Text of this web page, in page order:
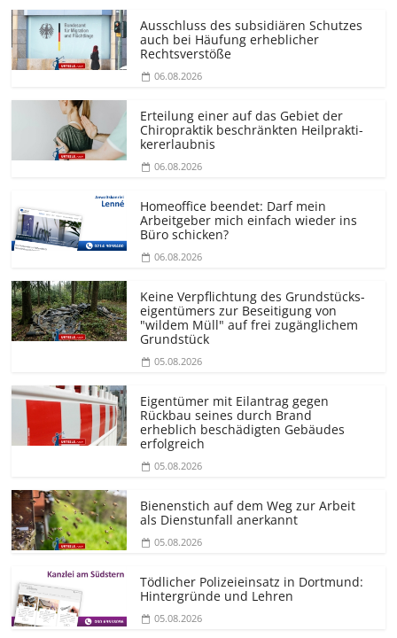
Ausschluss des subsidiären Schutzes
auch bei Häufung erheblicher
Rechtsverstöße
06.08.2026
Erteilung einer auf das Gebiet der
Chiropraktik beschränkten Heilprakti­
kererlaubnis
06.08.2026
Homeoffice beendet: Darf mein
Arbeitgeber mich einfach wieder ins
Büro schicken?
06.08.2026
Keine Verpflichtung des Grundstücks­
eigentümers zur Beseitigung von
"wildem Müll" auf frei zugänglichem
Grundstück
05.08.2026
Eigentümer mit Eilantrag gegen
Rückbau seines durch Brand
erheblich beschädigten Gebäudes
erfolgreich
05.08.2026
Bienenstich auf dem Weg zur Arbeit
als Dienstunfall anerkannt
05.08.2026
Tödlicher Polizeieinsatz in Dortmund:
Hintergründe und Lehren
05.08.2026